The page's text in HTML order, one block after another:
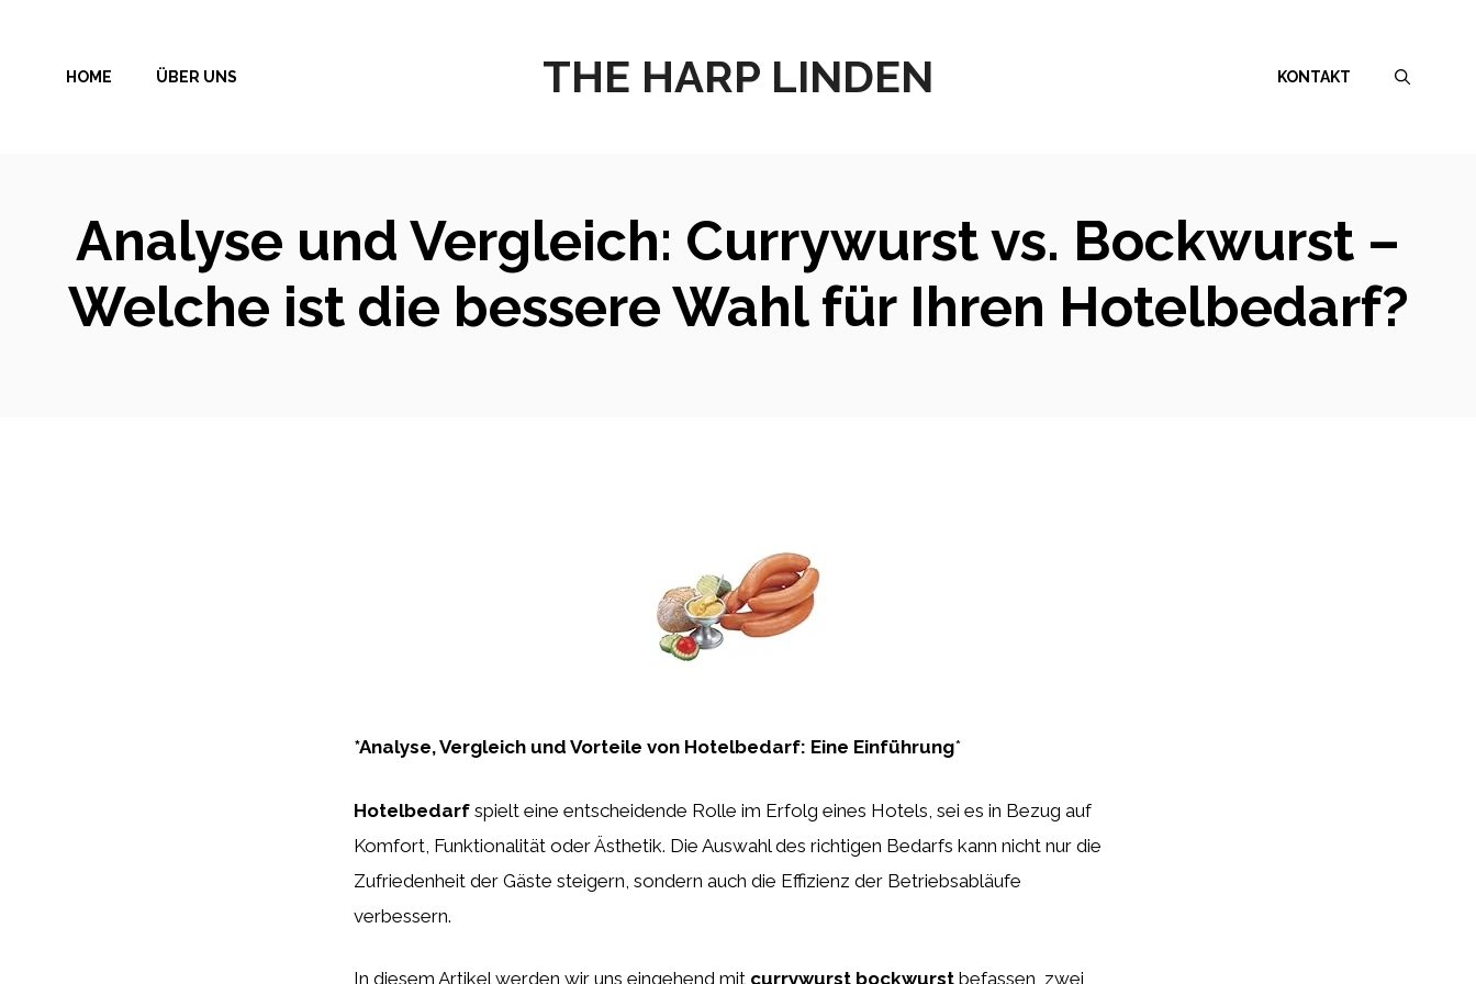
springen
THE HARP LINDEN
HOME ÜBER UNS KONTAKT
Analyse und Vergleich: Currywurst vs. Bockwurst –
Welche ist die bessere Wahl für Ihren Hotelbedarf?
*Analyse, Vergleich und Vorteile von Hotelbedarf: Eine Einführung*
Hotelbedarf spielt eine entscheidende Rolle im Erfolg eines Hotels, sei es in Bezug auf
Komfort, Funktionalität oder Ästhetik. Die Auswahl des richtigen Bedarfs kann nicht nur die
Zufriedenheit der Gäste steigern, sondern auch die Effizienz der Betriebsabläufe
verbessern.
In diesem Artikel werden wir uns eingehend mit currywurst bockwurst befassen, zwei